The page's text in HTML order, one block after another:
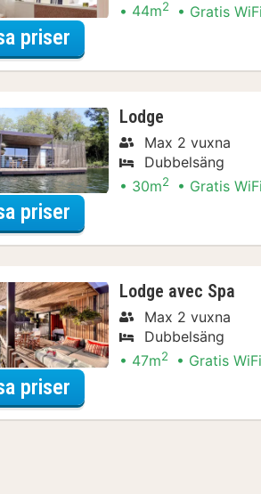
44m2 Gratis WiFi
priser
Lodge
Max 2 vuxna
Dubbelsäng
30m2 Gratis WiFi
priser
Lodge avec Spa
Max 2 vuxna
Dubbelsäng
47m2 Gratis WiFi
priser